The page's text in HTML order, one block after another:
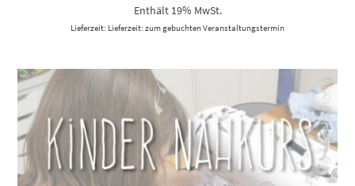
Enthält 19% MwSt.
Lieferzeit: Lieferzeit: zum gebuchten Veranstaltungstermin